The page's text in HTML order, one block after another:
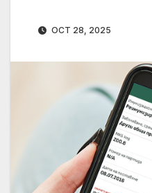
OCT 28, 2025